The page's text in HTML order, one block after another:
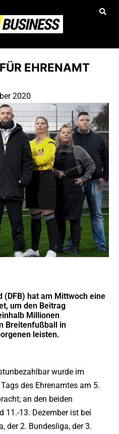
EHRENAMT
2020
(DFB) hat am Mittwoch eine
um den Beitrag
Millionen
Breitenfußball in
leisten.
wurde im
des Ehrenamtes am 5.
an den beiden
11.-13. Dezember ist bei
der 2. Bundesliga, der 3.